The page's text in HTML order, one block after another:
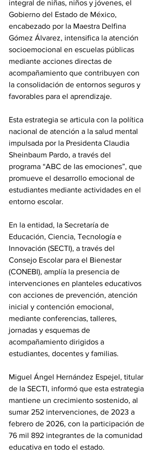
integral de niñas, niños y jóvenes, el
Gobierno del Estado de México,
encabezado por la Maestra Delfina
Gómez Álvarez, intensifica la atención
socioemocional en escuelas públicas
mediante acciones directas de
acompañamiento que contribuyen con
la consolidación de entornos seguros y
favorables para el aprendizaje.
Esta estrategia se articula con la política
nacional de atención a la salud mental
impulsada por la Presidenta Claudia
Sheinbaum Pardo, a través del
programa “ABC de las emociones”, que
promueve el desarrollo emocional de
estudiantes mediante actividades en el
entorno escolar.
En la entidad, la Secretaría de
Educación, Ciencia, Tecnología e
Innovación (SECTI), a través del
Consejo Escolar para el Bienestar
(CONEBI), amplía la presencia de
intervenciones en planteles educativos
con acciones de prevención, atención
inicial y contención emocional,
mediante conferencias, talleres,
jornadas y esquemas de
acompañamiento dirigidos a
estudiantes, docentes y familias.
Miguel Ángel Hernández Espejel, titular
de la SECTI, informó que esta estrategia
mantiene un crecimiento sostenido, al
sumar 252 intervenciones, de 2023 a
febrero de 2026, con la participación de
76 mil 892 integrantes de la comunidad
educativa en todo el estado.